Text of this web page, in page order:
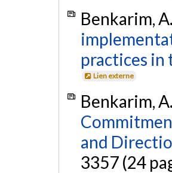
Benkarim,
practices in
Lien externe
Benkarim,
and
3357 (24